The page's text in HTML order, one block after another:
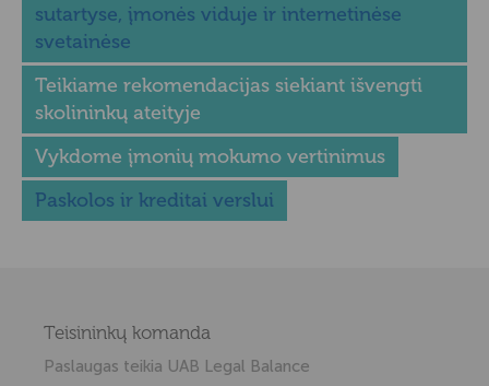
sutartyse, įmonės viduje ir internetinėse
svetainėse
Teikiame rekomendacijas siekiant išvengti
skolininkų ateityje
Vykdome įmonių mokumo vertinimus
Paskolos ir kreditai verslui
Teisininkų komanda
Paslaugas teikia UAB Legal Balance